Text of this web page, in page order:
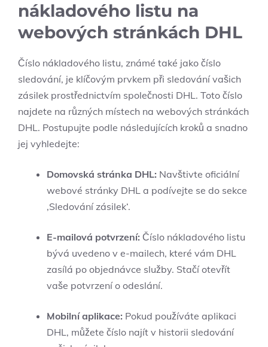
nákladového listu na
webových stránkách DHL
Číslo nákladového listu, známé také jako číslo
sledování, je klíčovým prvkem při sledování vašich
zásilek prostřednictvím společnosti DHL. Toto číslo
najdete na různých místech na webových stránkách
DHL. Postupujte podle následujících kroků a snadno
jej vyhledejte:
Domovská stránka DHL: Navštivte oficiální
webové stránky DHL a podívejte se do sekce
‚Sledování zásilek‘.
E-mailová potvrzení: Číslo nákladového listu
bývá uvedeno v e-mailech, které vám DHL
zasílá po objednávce služby. Stačí otevřít
vaše potvrzení o odeslání.
Mobilní aplikace: Pokud používáte aplikaci
DHL, můžete číslo najít v historii sledování